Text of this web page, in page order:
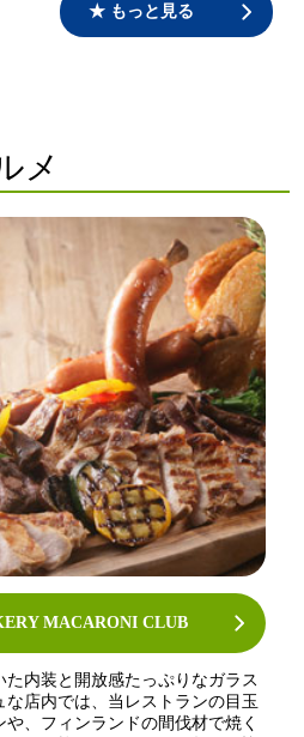
★ もっと見る
メ
MACARONI CLUB
内装と開放感たっぷりなガラス
店内では、当レストランの目玉
、フィンランドの間伐材で焼く